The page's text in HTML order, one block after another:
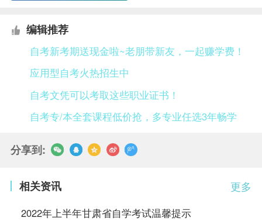
编辑推荐
自考新考期送现金啦~老朋带新友，一起赚学费！
应用型自考火热招生中
自考文凭可以考取这些职业证书！
自考专/本全套课程低价抢，多专业任选3年畅学
分享到:
更多
相关资讯
2022年上半年甘肃省自学考试温馨提示